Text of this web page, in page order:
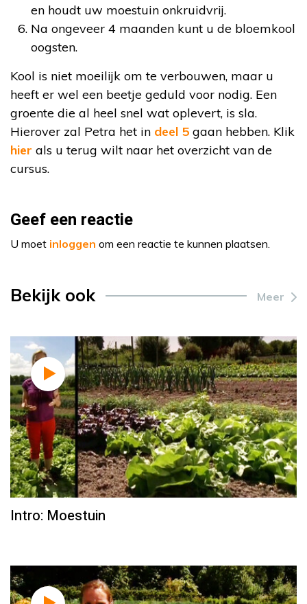
en houdt uw moestuin onkruidvrij.
Na ongeveer 4 maanden kunt u de bloemkool
oogsten.
Kool is niet moeilijk om te verbouwen, maar u
heeft er wel een beetje geduld voor nodig. Een
groente die al heel snel wat oplevert, is sla.
Hierover zal Petra het in deel 5 gaan hebben. Klik
hier als u terug wilt naar het overzicht van de
cursus.
Geef een reactie
U moet inloggen om een reactie te kunnen plaatsen.
Bekijk ook Meer
Intro: Moestuin